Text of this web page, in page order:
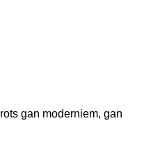
gan moderniem, gan